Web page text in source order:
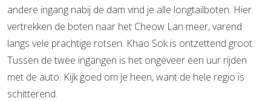
andere ingang nabij de dam vind je alle longtailboten. Hier
vertrekken de boten naar het Cheow Lan meer, varend
langs vele prachtige rotsen. Khao Sok is ontzettend groot.
Tussen de twee ingangen is het ongeveer een uur rijden
met de auto. Kijk goed om je heen, want de hele regio is
schitterend.